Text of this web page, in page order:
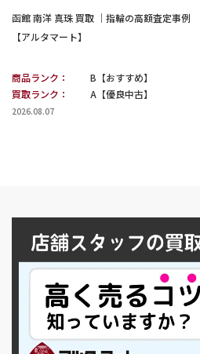
函館 南洋 真珠 買取 ｜指輪の高額査定事例
【アルタマート】
商品ランク：
B【おすすめ】
買取ランク：
A【優良中古】
2026.08.07